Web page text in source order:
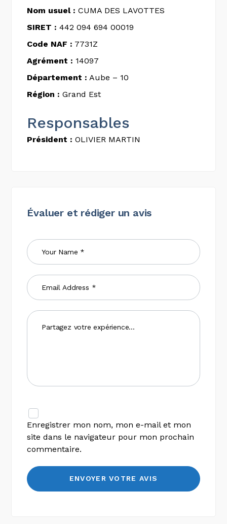
Nom usuel : CUMA DES LAVOTTES
SIRET : 442 094 694 00019
Code NAF : 7731Z
Agrément : 14097
Département : Aube – 10
Région : Grand Est
Responsables
Président : OLIVIER MARTIN
Évaluer et rédiger un avis
Enregistrer mon nom, mon e-mail et mon
site dans le navigateur pour mon prochain
commentaire.